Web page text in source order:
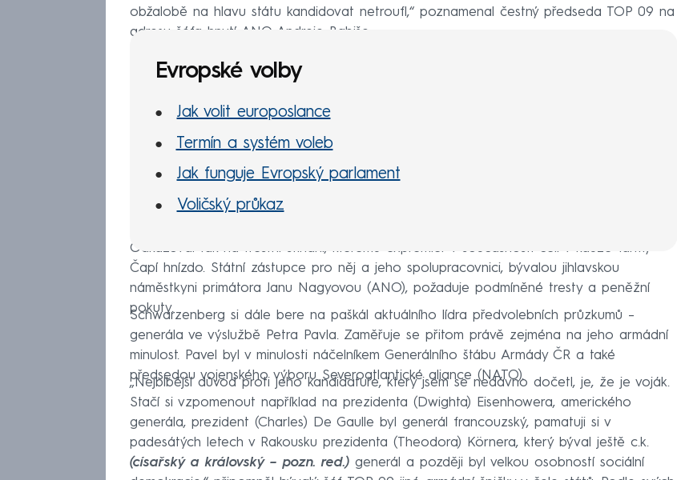
obžalobě na hlavu státu kandidovat netroufl,“ poznamenal čestný předseda TOP 09 na
adresu šéfa hnutí ANO Andreje Babiše.
Evropské volby
Jak volit europoslance
Termín a systém voleb
Jak funguje Evropský parlament
Voličský průkaz
Odkazoval tak na trestní stíhání, kterému expremiér v současnosti čelí v kauze farmy
Čapí hnízdo. Státní zástupce pro něj a jeho spolupracovnici, bývalou jihlavskou
náměstkyni primátora Janu Nagyovou (ANO), požaduje podmíněné tresty a peněžní
pokuty.
Schwarzenberg si dále bere na paškál aktuálního lídra předvolebních průzkumů –
generála ve výslužbě Petra Pavla. Zaměřuje se přitom právě zejména na jeho armádní
minulost. Pavel byl v minulosti náčelníkem Generálního štábu Armády ČR a také
předsedou vojenského výboru Severoatlantické aliance (NATO).
„Nejblbější důvod proti jeho kandidatuře, který jsem se nedávno dočetl, je, že je voják.
Stačí si vzpomenout například na prezidenta (Dwighta) Eisenhowera, amerického
generála, prezident (Charles) De Gaulle byl generál francouzský, pamatuji si v
padesátých letech v Rakousku prezidenta (Theodora) Körnera, který býval ještě c.k.
(císařský a královský – pozn. red.) generál a později byl velkou osobností sociální